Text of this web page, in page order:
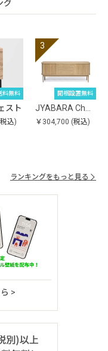
グ
料無料
スト
込)
開梱設置無料
JYABARA Ch…
￥304,700 (税込)
ランキングをもっと見る
>